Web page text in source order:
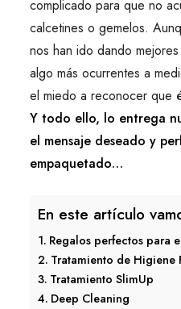
complicado para que no
calcetines o gemelos.
nos han ido dando
algo más ocurrentes a
el miedo a reconocer que
Y todo ello, lo entrega
el mensaje deseado y
empaquetado…
En este artículo
Regalos perfectos para
Tratamiento de Higiene
Tratamiento SlimUp
Deep Cleaning